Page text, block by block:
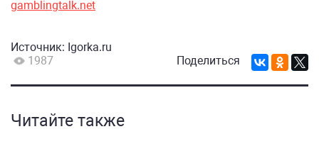
gamblingtalk.net
Источник: Igorka.ru
1987
Поделиться
Читайте также